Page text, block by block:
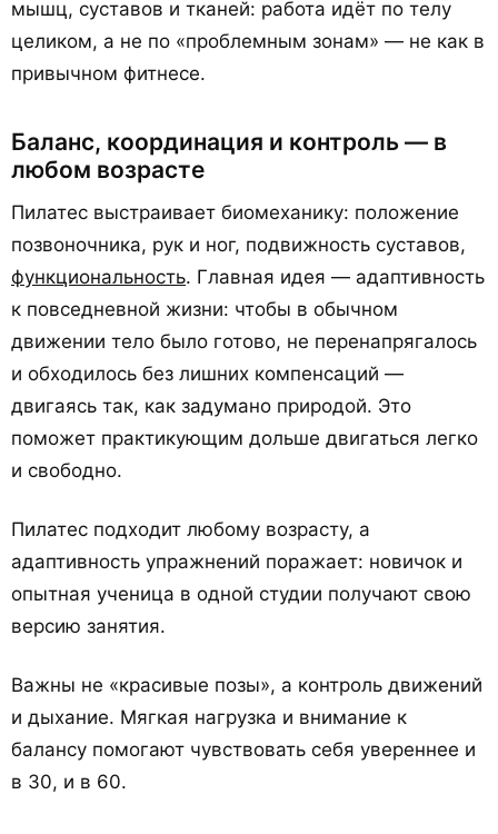
мышц, суставов и тканей: работа идёт по телу
целиком, а не по «проблемным зонам» — не как в
привычном фитнесе.
Баланс, координация и контроль — в
любом возрасте
Пилатес выстраивает биомеханику: положение
позвоночника, рук и ног, подвижность суставов,
функциональность. Главная идея — адаптивность
к повседневной жизни: чтобы в обычном
движении тело было готово, не перенапрягалось
и обходилось без лишних компенсаций —
двигаясь так, как задумано природой. Это
поможет практикующим дольше двигаться легко
и свободно.
Пилатес подходит любому возрасту, а
адаптивность упражнений поражает: новичок и
опытная ученица в одной студии получают свою
версию занятия.
Важны не «красивые позы», а контроль движений
и дыхание. Мягкая нагрузка и внимание к
балансу помогают чувствовать себя увереннее и
в 30, и в 60.